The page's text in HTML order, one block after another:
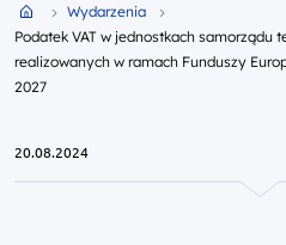
Funduszy Europejskich
Mazowsza na lata 2021-
Przejdź do strony głównej portalu
Wydarzenia
Podatek VAT w jednostkach
realizowanych w ramach Funduszy
2027
20.08.2024